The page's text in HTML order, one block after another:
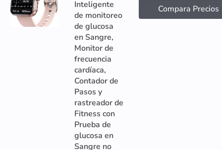
Inteligente
de monitoreo
de glucosa
en Sangre,
Monitor de
frecuencia
cardíaca,
Contador de
Pasos y
rastreador de
Fitness con
Prueba de
glucosa en
Sangre no
Compara Precios